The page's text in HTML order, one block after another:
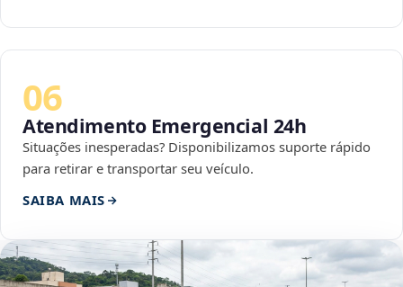
06
Atendimento Emergencial 24h
Situações inesperadas? Disponibilizamos suporte rápido
para retirar e transportar seu veículo.
SAIBA MAIS